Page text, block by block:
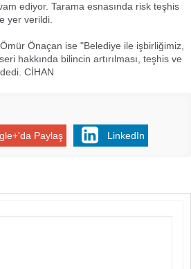
ediyor. Tarama esnasında risk teşhis
yer verildi.
Önaçan ise "Belediye ile işbirliğimiz,
hakkında bilincin artırılması, teşhis ve
CİHAN
Paylaş LinkedIn